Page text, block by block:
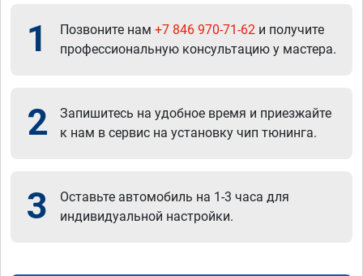
1 Позвоните нам +7 846 970-71-62 и получите
профессиональную консультацию у мастера.
2
Запишитесь на удобное время и приезжайте
к нам в сервис на установку чип тюнинга.
3
Оставьте автомобиль на 1-3 часа для
индивидуальной настройки.